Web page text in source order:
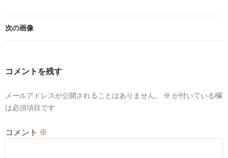
次の画像
コメントを残す
メールアドレスが公開されることはありません。 ※ が付いている欄
は必須項目です
コメント ※